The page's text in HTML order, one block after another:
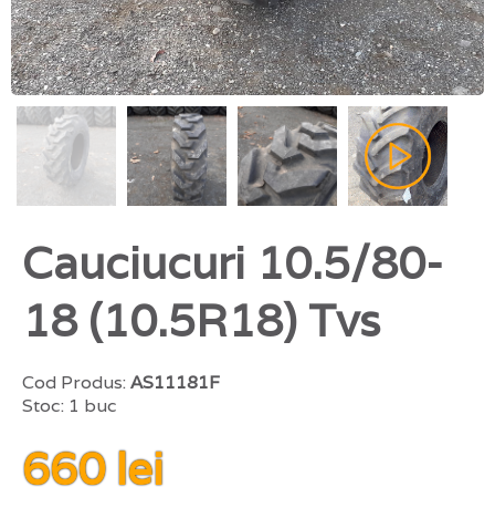
Cauciucuri 10.5/80-
18 (10.5R18) Tvs
Cod Produs:AS11181F
Stoc: 1 buc
660 lei